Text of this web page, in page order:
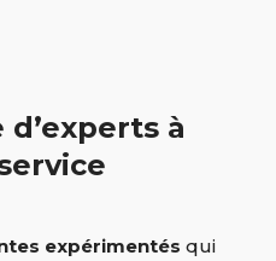
à
expérimentés qui